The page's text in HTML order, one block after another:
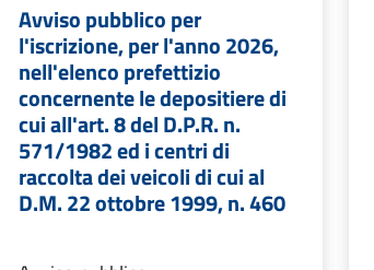
Avviso pubblico per
l'iscrizione, per l'anno 2026,
nell'elenco prefettizio
concernente le depositiere di
cui all'art. 8 del D.P.R. n.
571/1982 ed i centri di
raccolta dei veicoli di cui al
D.M. 22 ottobre 1999, n. 460